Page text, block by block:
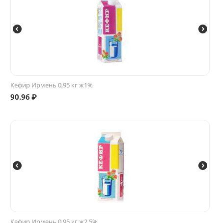
Кефир Ирмень 0,95 кг ж1%
90.96 ₽